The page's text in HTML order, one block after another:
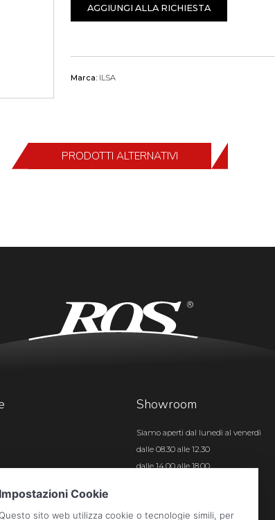
AGGIUNGI ALLA RICHIESTA
Marca: ILSA
PRODOTTI ALTERNATIVI
Showroom
Siamo aperti dal lunedì al venerdì
dalle 08.30 alle 12.30
dalle 14.00 alle 18.00